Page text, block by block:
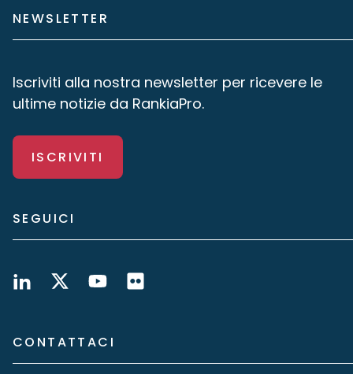
NEWSLETTER
Iscriviti alla nostra newsletter per ricevere le
ultime notizie da RankiaPro.
ISCRIVITI
SEGUICI
CONTATTACI